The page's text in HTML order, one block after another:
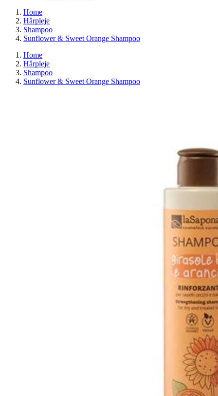
Home
Hårpleje
Shampoo
Sunflower & Sweet Orange Shampoo
Home
Hårpleje
Shampoo
Sunflower & Sweet Orange Shampoo